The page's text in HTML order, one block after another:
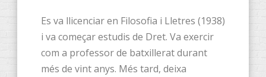
Es va llicenciar en Filosofia i Lletres (1938)
i va começar estudis de Dret. Va exercir
com a professor de batxillerat durant
més de vint anys. Més tard, deixa